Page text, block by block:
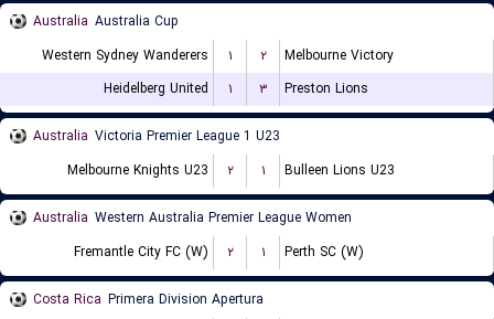
Australia Australia Cup
Western Sydney Wanderers
۱ ۲
Melbourne Victory
Heidelberg United
۱ ۳ Preston Lions
Australia Victoria Premier League 1 U23
Melbourne Knights U23
۲ ۱ Bulleen Lions U23
Australia Western Australia Premier League Women
Fremantle City FC (W)
۲ ۱ Perth SC (W)
Costa Rica Primera Division Apertura